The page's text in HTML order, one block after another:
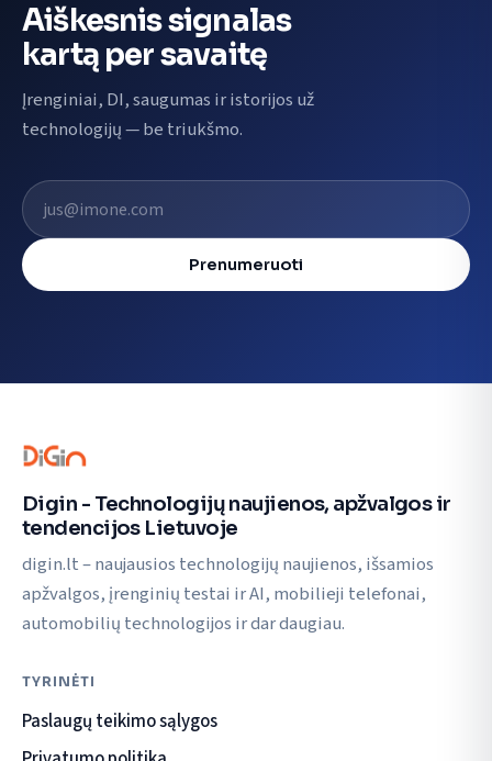
Aiškesnis signalas
kartą per savaitę
Įrenginiai, DI, saugumas ir istorijos už
technologijų — be triukšmo.
El. pašto adresas
Prenumeruoti
Digin - Technologijų naujienos, apžvalgos ir
tendencijos Lietuvoje
digin.lt – naujausios technologijų naujienos, išsamios
apžvalgos, įrenginių testai ir AI, mobilieji telefonai,
automobilių technologijos ir dar daugiau.
TYRINĖTI
Paslaugų teikimo sąlygos